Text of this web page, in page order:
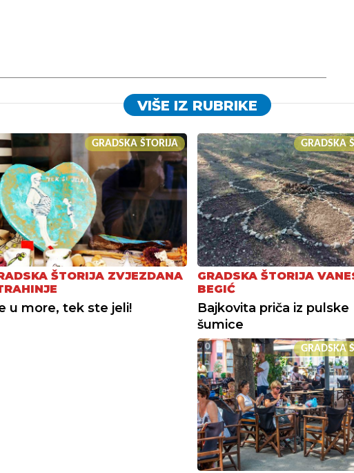
VIŠE IZ RUBRIKE
GRADSKA ŠTORIJA
ŠTORIJA ZVJEZDANA
u more, tek ste jeli!
GRADSKA
GRADSKA ŠTORIJA
BEGIĆ
Bajkovita priča iz pulske
šumice
GRADSKA